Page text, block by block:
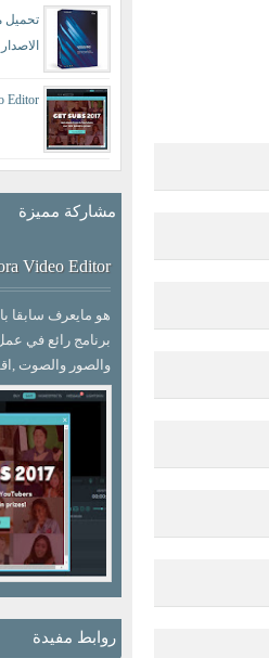
تحميل
Editor
مشاركة مميزة
Video Editor
برنامج رائع في
والصور والصوت
روابط مفيدة